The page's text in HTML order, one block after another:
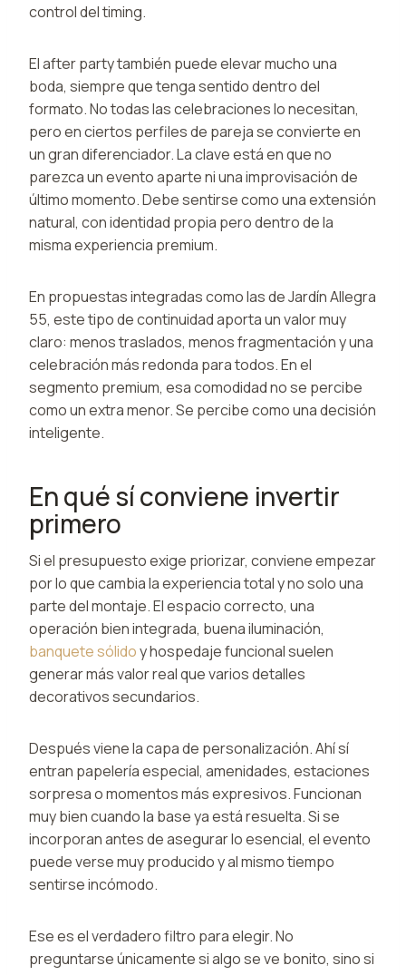
control del timing.
El after party también puede elevar mucho una
boda, siempre que tenga sentido dentro del
formato. No todas las celebraciones lo necesitan,
pero en ciertos perfiles de pareja se convierte en
un gran diferenciador. La clave está en que no
parezca un evento aparte ni una improvisación de
último momento. Debe sentirse como una extensión
natural, con identidad propia pero dentro de la
misma experiencia premium.
En propuestas integradas como las de Jardín Allegra
55, este tipo de continuidad aporta un valor muy
claro: menos traslados, menos fragmentación y una
celebración más redonda para todos. En el
segmento premium, esa comodidad no se percibe
como un extra menor. Se percibe como una decisión
inteligente.
En qué sí conviene invertir
primero
Si el presupuesto exige priorizar, conviene empezar
por lo que cambia la experiencia total y no solo una
parte del montaje. El espacio correcto, una
operación bien integrada, buena iluminación,
banquete sólidoy hospedaje funcional suelen
generar más valor real que varios detalles
decorativos secundarios.
Después viene la capa de personalización. Ahí sí
entran papelería especial, amenidades, estaciones
sorpresa o momentos más expresivos. Funcionan
muy bien cuando la base ya está resuelta. Si se
incorporan antes de asegurar lo esencial, el evento
puede verse muy producido y al mismo tiempo
sentirse incómodo.
Ese es el verdadero filtro para elegir. No
preguntarse únicamente si algo se ve bonito, sino si